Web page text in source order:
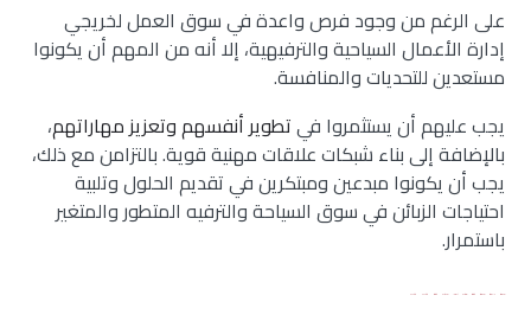
على الرغم من وجود فرص واعدة في سوق العمل لخريجي
إدارة الأعمال السياحية والترفيهية، إلا أنه من المهم أن يكونوا
مستعدين للتحديات والمنافسة.
يجب عليهم أن يستثمروا فيتطوير أنفسهم وتعزيز مهاراتهم،
بالإضافة إلى بناء شبكات علاقات مهنية قوية. بالتزامن مع ذلك،
يجب أن يكونوا مبدعين ومبتكرين في تقديم الحلول وتلبية
احتياجات الزبائن في سوق السياحة والترفيه المتطور والمتغير
باستمرار.